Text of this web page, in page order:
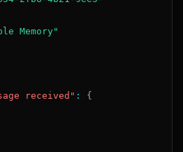
Memory"
received" :
{